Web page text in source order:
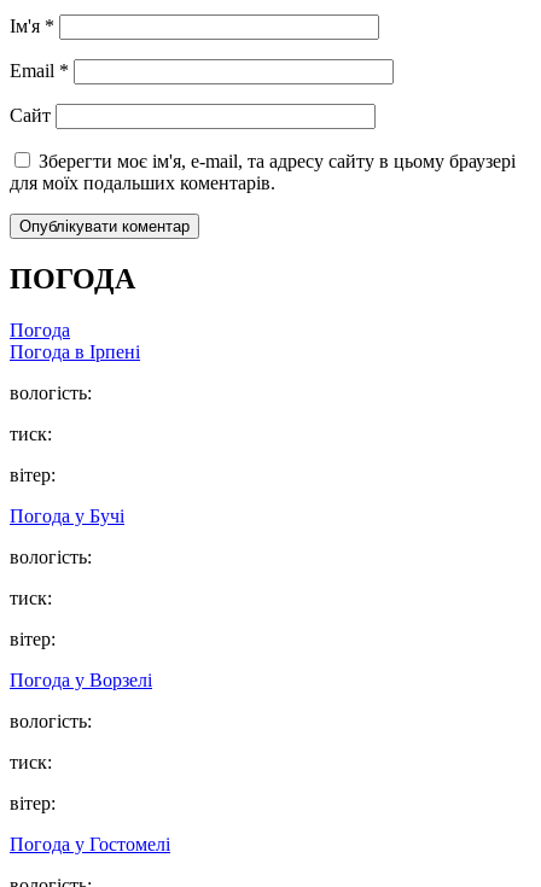
Ім'я *
Email *
Сайт
Зберегти моє ім'я, e-mail, та адресу сайту в цьому браузері
для моїх подальших коментарів.
ПОГОДА
Погода
Погода в Ірпені
вологість:
тиск:
вітер:
Погода у Бучі
вологість:
тиск:
вітер:
Погода у Ворзелі
вологість:
тиск:
вітер:
Погода у Гостомелі